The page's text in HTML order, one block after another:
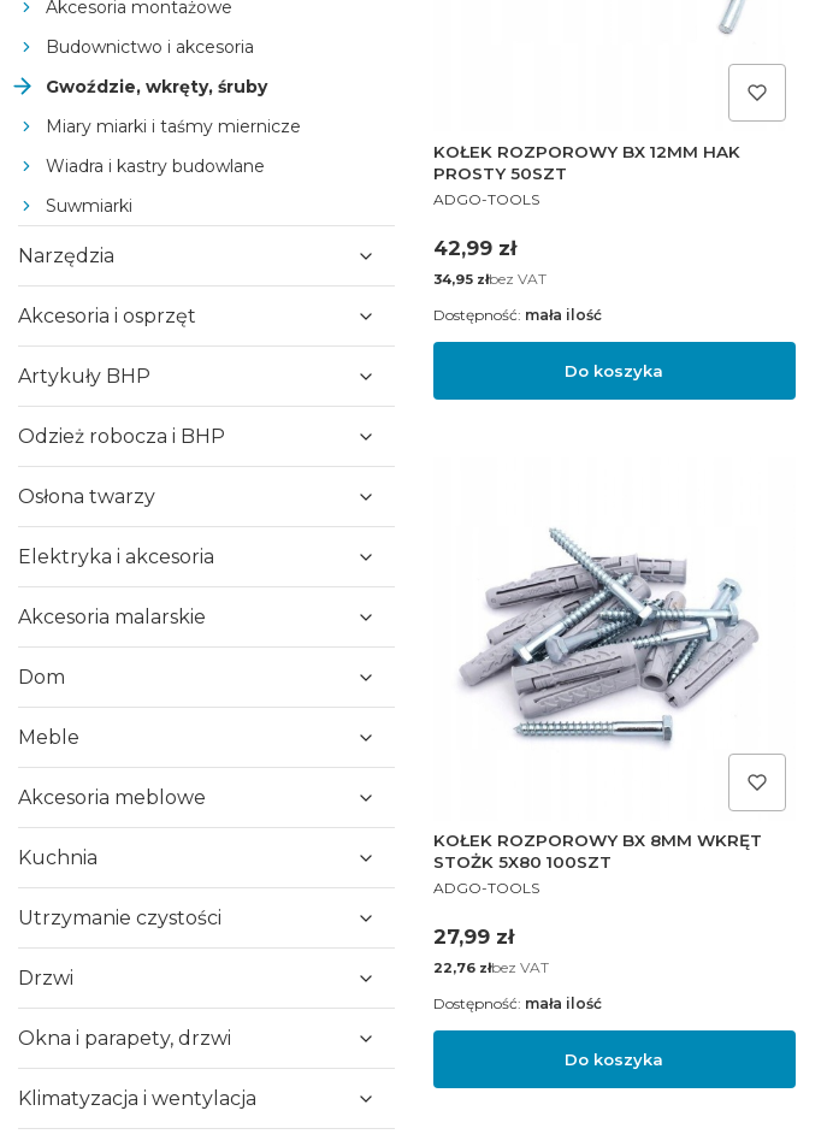
Akcesoria montażowe
Budownictwo i akcesoria
Gwoździe, wkręty, śruby
Miary miarki i taśmy miernicze
Wiadra i kastry budowlane
Suwmiarki
Narzędzia
Akcesoria i osprzęt
Artykuły BHP
Odzież robocza i BHP
Osłona twarzy
Elektryka i akcesoria
Akcesoria malarskie
Dom
Meble
Akcesoria meblowe
Kuchnia
Utrzymanie czystości
Drzwi
Okna i parapety, drzwi
Klimatyzacja i wentylacja
KOŁEK ROZPOROWY BX 12MM HAK
PROSTY 50SZT
PRODUCENT
ADGO-TOOLS
Cena
42,99 zł
Cena
34,95 złbez VAT
Do koszyka
Dostępność: mała ilość
KOŁEK ROZPOROWY BX 8MM WKRĘT
STOŻK 5X80 100SZT
PRODUCENT
ADGO-TOOLS
Cena
27,99 zł
Cena
22,76 złbez VAT
Do koszyka
Dostępność: mała ilość